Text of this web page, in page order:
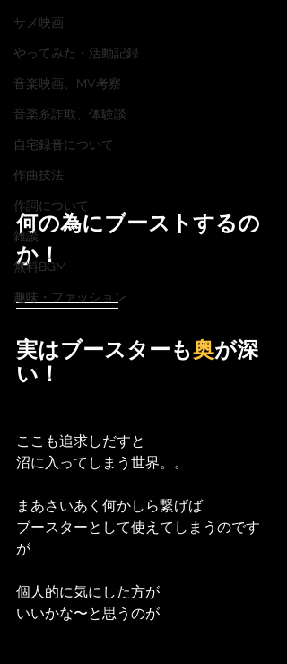
サメ映画
やってみた・活動記録
音楽映画、MV考察
音楽系詐欺、体験談
自宅録音について
作曲技法
作詞について
雑談
無料BGM
趣味・ファッション
何の為にブーストするの
か！
実はブースターも奥が深
い！
ここも追求しだすと
沼に入ってしまう世界。。
まあさいあく何かしら繋げば
ブースターとして使えてしまうのです
が
個人的に気にした方が
いいかな〜と思うのが